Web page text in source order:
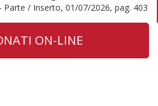
Parte / Inserto, 01/07/2026, pag. 403
ON-LINE